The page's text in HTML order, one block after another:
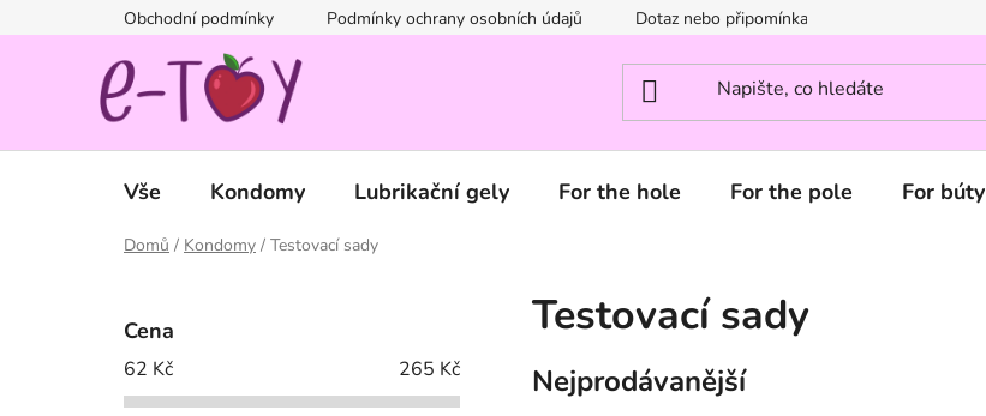
na
Obchodní podmínky Podmínky ochrany osobních údajů Dotaz nebo připomínka? Napište nám.
Vše Kondomy Lubrikační gely For the hole For the pole For búty
Domů / Kondomy / Testovací sady
Cena
62 Kč 265 Kč
Testovací sady
Nejprodávanější